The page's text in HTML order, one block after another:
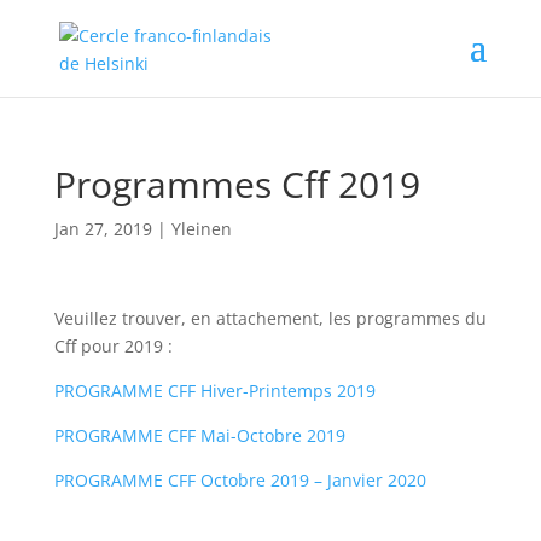
Programmes Cff 2019
Jan 27, 2019| Yleinen
Veuillez trouver, en attachement, les programmes du
Cff pour 2019 :
PROGRAMME CFF Hiver-Printemps 2019
PROGRAMME CFF Mai-Octobre 2019
PROGRAMME CFF Octobre 2019 – Janvier 2020